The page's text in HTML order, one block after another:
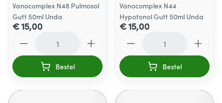
Vanocomplex N48 Pulmosol
Gutt 50ml Unda
€ 15,00
Bestel
Vanocomplex N44
Hypotonol Gutt 50ml Unda
€ 15,00
Bestel